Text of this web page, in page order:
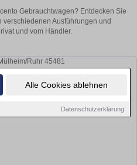
Alle Cookies ablehnen
Datenschutzerklärung
Gebrauchtwagen? Entdecken Sie
Ausführungen und
und vom Händler.